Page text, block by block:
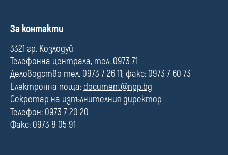
П
л
е
За контакти
3321 гр. Козлодуй
Телефонна централа, тел. 0973 71
Деловодство тел. 0973 7 26 11, факс: 0973 7 60 73
Електронна поща: document@npp.bg
Секретар на изпълнителния директор
Телефон: 0973 7 20 20
Факс: 0973 8 05 91